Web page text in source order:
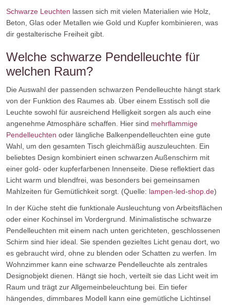
Schwarze Leuchten lassen sich mit vielen Materialien wie Holz,
Beton, Glas oder Metallen wie Gold und Kupfer kombinieren, was
dir gestalterische Freiheit gibt.
Welche schwarze Pendelleuchte für
welchen Raum?
Die Auswahl der passenden schwarzen Pendelleuchte hängt stark
von der Funktion des Raumes ab. Über einem Esstisch soll die
Leuchte sowohl für ausreichend Helligkeit sorgen als auch eine
angenehme Atmosphäre schaffen. Hier sind mehrflammige
Pendelleuchten oder längliche Balkenpendelleuchten eine gute
Wahl, um den gesamten Tisch gleichmäßig auszuleuchten. Ein
beliebtes Design kombiniert einen schwarzen Außenschirm mit
einer gold- oder kupferfarbenen Innenseite. Diese reflektiert das
Licht warm und blendfrei, was besonders bei gemeinsamen
Mahlzeiten für Gemütlichkeit sorgt. (Quelle: lampen-led-shop.de)
In der Küche steht die funktionale Ausleuchtung von Arbeitsflächen
oder einer Kochinsel im Vordergrund. Minimalistische schwarze
Pendelleuchten mit einem nach unten gerichteten, geschlossenen
Schirm sind hier ideal. Sie spenden gezieltes Licht genau dort, wo
es gebraucht wird, ohne zu blenden oder Schatten zu werfen. Im
Wohnzimmer kann eine schwarze Pendelleuchte als zentrales
Designobjekt dienen. Hängt sie hoch, verteilt sie das Licht weit im
Raum und trägt zur Allgemeinbeleuchtung bei. Ein tiefer
hängendes, dimmbares Modell kann eine gemütliche Lichtinsel